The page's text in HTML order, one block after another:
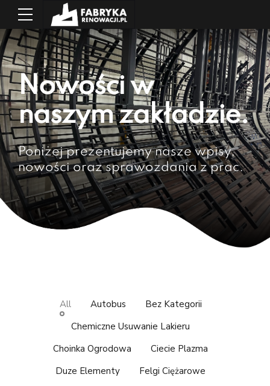
Nowości w
naszym zakładzie.
Poniżej prezentujemy nasze wpisy,
nowości oraz sprawozdania z prac.
All Autobus
Bez Kategorii
Chemiczne Usuwanie Lakieru
Choinka Ogrodowa
Ciecie Plazma
Duze Elementy
Felgi Ciężarowe